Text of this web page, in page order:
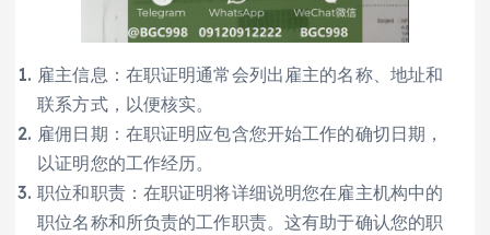
雇主信息：在职证明通常会列出雇主的名称、地址和
联系方式，以便核实。
雇佣日期：在职证明应包含您开始工作的确切日期，
以证明您的工作经历。
职位和职责：在职证明将详细说明您在雇主机构中的
职位名称和所负责的工作职责。这有助于确认您的职